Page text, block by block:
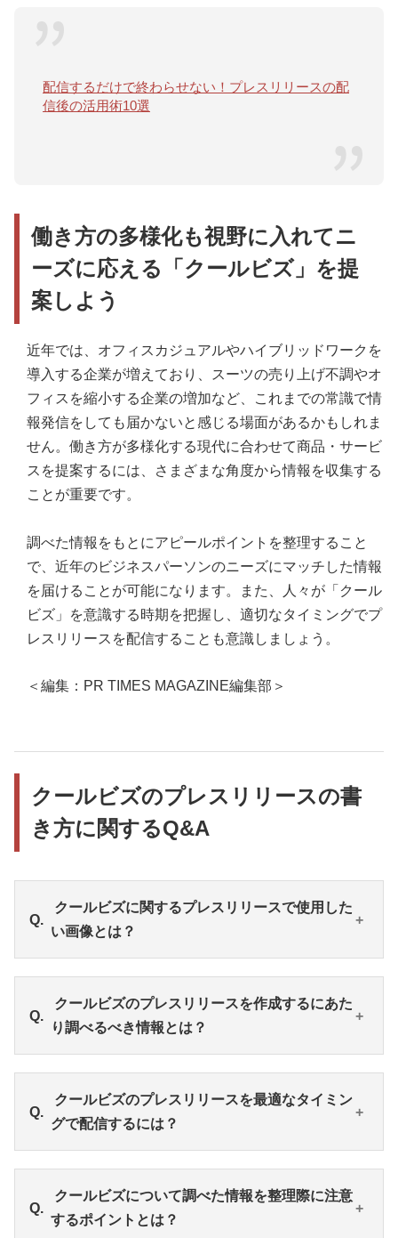
配信するだけで終わらせない！プレスリリースの配
信後の活用術10選
働き方の多様化も視野に入れてニ
ーズに応える「クールビズ」を提
案しよう
近年では、オフィスカジュアルやハイブリッドワークを
導入する企業が増えており、スーツの売り上げ不調やオ
フィスを縮小する企業の増加など、これまでの常識で情
報発信をしても届かないと感じる場面があるかもしれま
せん。働き方が多様化する現代に合わせて商品・サービ
スを提案するには、さまざまな角度から情報を収集する
ことが重要です。
調べた情報をもとにアピールポイントを整理すること
で、近年のビジネスパーソンのニーズにマッチした情報
を届けることが可能になります。また、人々が「クール
ビズ」を意識する時期を把握し、適切なタイミングでプ
レスリリースを配信することも意識しましょう。
＜編集：PR TIMES MAGAZINE編集部＞
クールビズのプレスリリースの書
き方に関するQ&A
クールビズに関するプレスリリースで使用した
い画像とは？
を涼しく快適に過ごすことができる」ということが
伝わる画像を使用するとよいでしょう。商品単体の
写真だけでなく、爽やかに着用・利用している様子
しさを表現する工夫を意識することが大切です。
クールビズのプレスリリースを作成するにあた
り調べるべき情報とは？
生活者の意識について情報を集めましょう。近年で
はリモートワークや、ハイブリッドワークなどを導
入する企業も増えており、勤務中の服装や自室のイ
所で仕事をする機会も増えた現在、生活者の服装に
対する意識がどう変わったのか、地球温暖化防止の
クールビズのプレスリリースを最適なタイミン
グで配信するには？
信するには、人々が「クールビズ」に関心を持ち始
める時期を把握しておくことが大切です。例えば、
クールビズについて調べた情報を整理際に注意
するポイントとは？